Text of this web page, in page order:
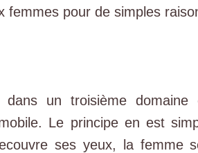
femmes pour de simples
dans un troisième domaine
Le principe en est
ses yeux, la femme